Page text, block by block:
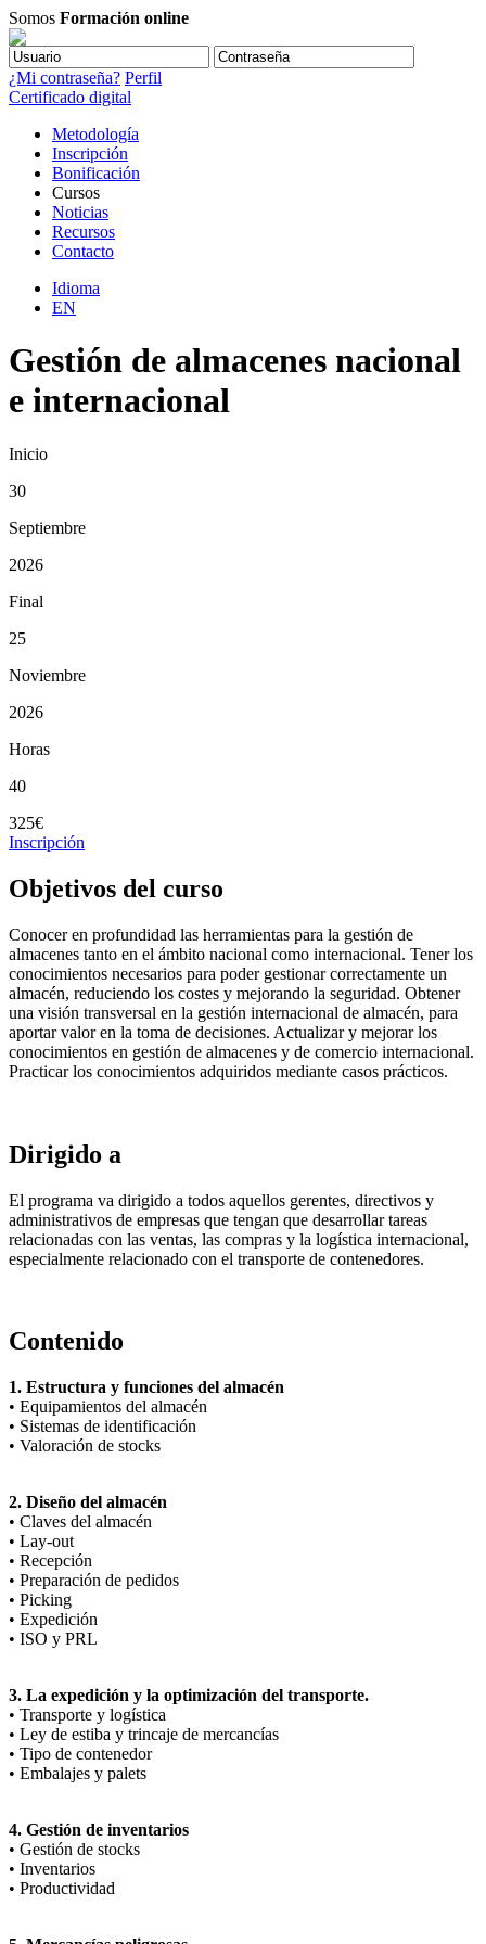
Somos Formación online
¿Mi contraseña? Perfil
Certificado digital
Metodología
Inscripción
Bonificación
Cursos
Noticias
Recursos
Contacto
Idioma
EN
Gestión de almacenes nacional
e internacional
Inicio
30
Septiembre
2026
Final
25
Noviembre
2026
Horas
40
325€
Inscripción
Objetivos del curso
Conocer en profundidad las herramientas para la gestión de
almacenes tanto en el ámbito nacional como internacional. Tener los
conocimientos necesarios para poder gestionar correctamente un
almacén, reduciendo los costes y mejorando la seguridad. Obtener
una visión transversal en la gestión internacional de almacén, para
aportar valor en la toma de decisiones. Actualizar y mejorar los
conocimientos en gestión de almacenes y de comercio internacional.
Practicar los conocimientos adquiridos mediante casos prácticos.
Dirigido a
El programa va dirigido a todos aquellos gerentes, directivos y
administrativos de empresas que tengan que desarrollar tareas
relacionadas con las ventas, las compras y la logística internacional,
especialmente relacionado con el transporte de contenedores.
Contenido
1. Estructura y funciones del almacén
• Equipamientos del almacén
• Sistemas de identificación
• Valoración de stocks
2. Diseño del almacén
• Claves del almacén
• Lay-out
• Recepción
• Preparación de pedidos
• Picking
• Expedición
• ISO y PRL
3. La expedición y la optimización del transporte.
• Transporte y logística
• Ley de estiba y trincaje de mercancías
• Tipo de contenedor
• Embalajes y palets
4. Gestión de inventarios
• Gestión de stocks
• Inventarios
• Productividad